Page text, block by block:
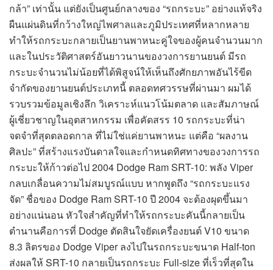
กล้า” เท่านั้น แต่ยังเป็นศูนย์กลางของ “รถกระบะ” อย่างแท้จริง
ผืนแผ่นดินที่กว้างใหญ่ไพศาลและภูมิประเทศที่หลากหลาย
ทำให้รถกระบะกลายเป็นยานพาหนะคู่ใจของผู้คนจำนวนมาก
และในประวัติศาสตร์อันยาวนานของวงการยานยนต์ มีรถ
กระบะจำนวนไม่น้อยที่ได้พิสูจน์ให้เห็นถึงศักยภาพอันไร้ขีด
จำกัดของยานยนต์ประเภทนี้ ตลอดทศวรรษที่ผ่านมา ผมได้
รวบรวมข้อมูลเชิงลึก วิเคราะห์แนวโน้มตลาด และสัมภาษณ์
ผู้เชี่ยวชาญในอุตสาหกรรม เพื่อคัดสรร 10 รถกระบะที่น่า
จดจำที่สุดตลอดกาล ที่ไม่ใช่แค่ยานพาหนะ แต่คือ “ผลงาน
ศิลปะ” ที่สร้างแรงบันดาลใจและกำหนดทิศทางของวงการรถ
กระบะให้ก้าวต่อไป 2004 Dodge Ram SRT-10: พลัง Viper
กลบเกลื่อนความไม่สมบูรณ์แบบ หากพูดถึง “รถกระบะแรง
จัด” ชื่อของ Dodge Ram SRT-10 ปี 2004 จะต้องผุดขึ้นมา
อย่างแน่นอน หัวใจสำคัญที่ทำให้รถกระบะคันนี้กลายเป็น
ตำนานคือการที่ Dodge ตัดสินใจยัดเครื่องยนต์ V10 ขนาด
8.3 ลิตรของ Dodge Viper ลงไปในรถกระบะขนาด Half-ton
ส่งผลให้ SRT-10 กลายเป็นรถกระบะ Full-size ที่เร็วที่สุดใน